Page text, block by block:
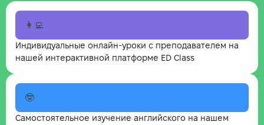
👩‍💻
Индивидуальные онлайн-уроки с преподавателем на
нашей интерактивной платформе ED Class
🤓
Самостоятельное изучение английского на нашем